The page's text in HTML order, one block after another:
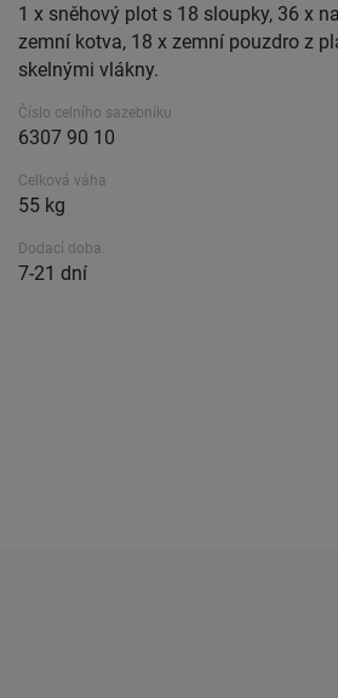
1 x sněhový plot s 18 sloupky, 36 x
zemní kotva, 18 x zemní pouzdro z
skelnými vlákny.
Číslo celního sazebníku
6307 90 10
Celková váha
55 kg
Dodací doba.
7-21 dní